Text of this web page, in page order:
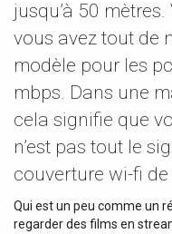
jusqu’à 50
vous avez tout de
modèle pour les
mbps. Dans une
cela signifie que
n’est pas tout le
couverture wi-fi
Qui est un peu comme un
regarder des films en